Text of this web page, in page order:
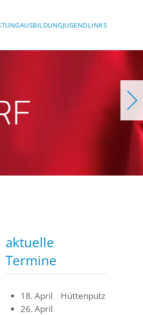
AUSBILDUNGJUGENDLINKS
aktuelle
Termine
18. April Hüttenputz
26. April